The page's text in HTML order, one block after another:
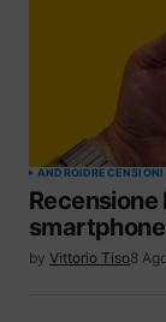
ANDROIDRECENSIONI
Recensione
by Vittorio Tiso8